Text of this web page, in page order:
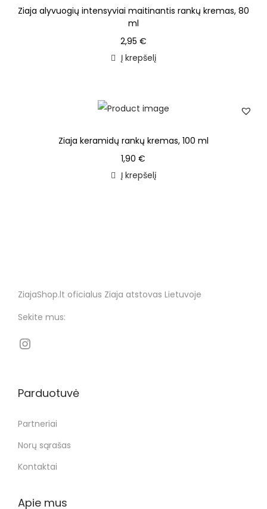
Ziaja alyvuogių intensyviai maitinantis rankų kremas, 80
ml
2,95 €
Į krepšelį
Ziaja keramidų rankų kremas, 100 ml
1,90€
Į krepšelį
ZiajaShop.lt oficialus Ziaja atstovas Lietuvoje
Sekite mus:
Parduotuvė
Partneriai
Norų sąrašas
Kontaktai
Apie mus